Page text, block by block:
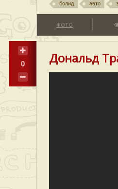
болид авто
ФОТО
0 Дональд